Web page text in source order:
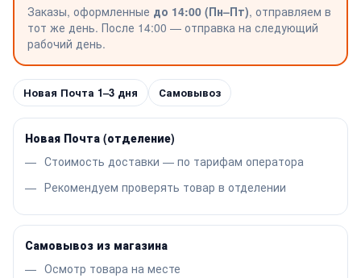
Заказы, оформленные до 14:00 (Пн–Пт), отправляем в
тот же день. После 14:00 — отправка на следующий
рабочий день.
Новая Почта 1–3 дня Самовывоз
Новая Почта (отделение)
Стоимость доставки — по тарифам оператора
Рекомендуем проверять товар в отделении
Самовывоз из магазина
Осмотр товара на месте